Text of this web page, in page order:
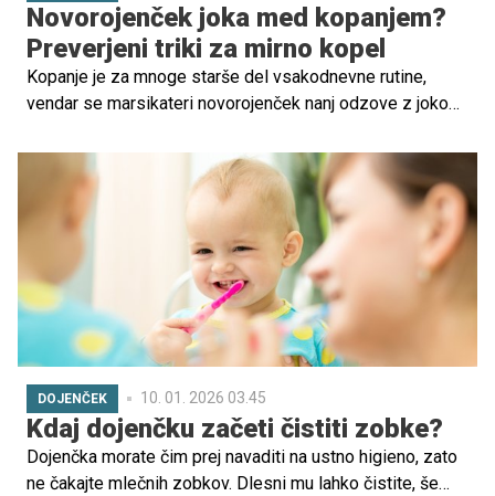
Novorojenček joka med kopanjem?
Preverjeni triki za mirno kopel
Kopanje je za mnoge starše del vsakodnevne rutine,
vendar se marsikateri novorojenček nanj odzove z jokom
starši delajo kaj narobe. Razlogi za odpor do kopanja so
pri dojenčkih različni, dobra novica pa je, da obstajajo
preprosti, preverjeni načini, kako kopanje spremeniti v
prijetnejšo izkušnjo.
DOJENČEK 10. 01. 2026 03.45
Kdaj dojenčku začeti čistiti zobke?
Dojenčka morate čim prej navaditi na ustno higieno, zato
ne čakajte mlečnih zobkov. Dlesni mu lahko čistite, še